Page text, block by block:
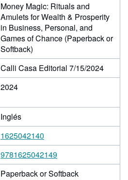
Money Magic: Rituals and
Amulets for Wealth & Prosperity
in Business, Personal, and
Games of Chance (Paperback or
Softback)
Calli Casa Editorial 7/15/2024
2024
Inglés
1625042140
9781625042149
Paperback or Softback